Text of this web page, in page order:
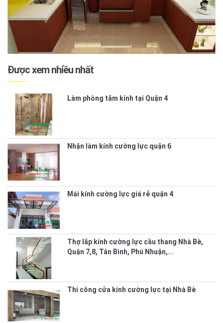
Được xem nhiều nhất
Làm phòng tắm kính tại Quận 4
Nhận làm kính cường lực quận 6
Mái kính cường lực giá rẻ quận 4
Thợ lắp kính cường lực cầu thang Nhà Bè,
Quận 7,8, Tân Bình, Phú Nhuận,...
Thi công cửa kính cường lực tại Nhà Bè